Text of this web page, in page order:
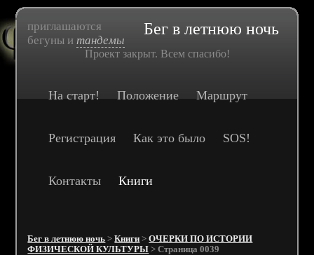
приглашаются
бегуны итандемы
Бег в летнюю ночь
Проект закрыт. Всем спасибо!
На старт! Положение Маршрут
Регистрация Как это было SOS!
Контакты Книги
Бег в летнюю ночь >Книги >ОЧЕРКИ ПО ИСТОРИИ
ФИЗИЧЕСКОЙ КУЛЬТУРЫ > Страница 0039